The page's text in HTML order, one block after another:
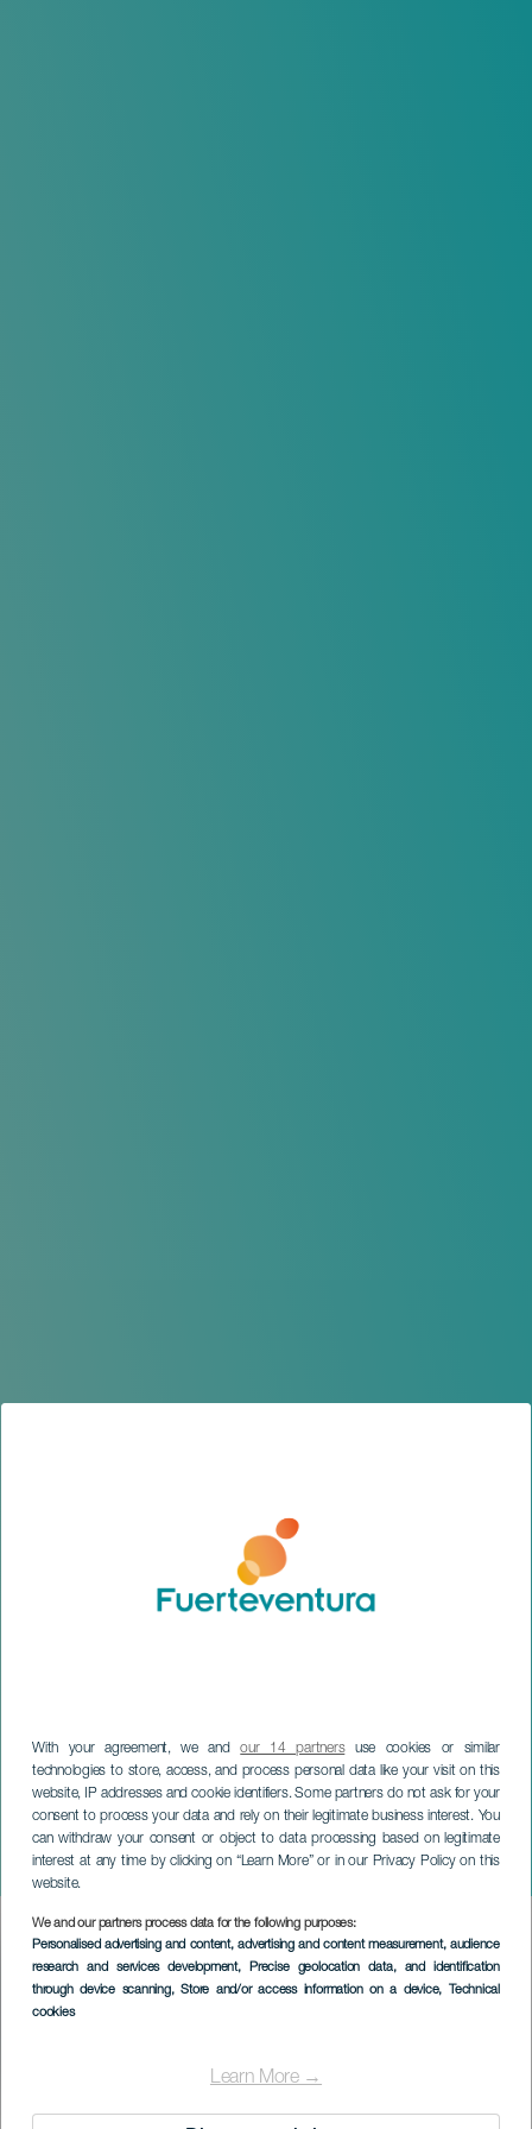
With your agreement, we andour 14 partnersuse cookies or similar
technologies to store, access, and process personal data like your visit on this
website, IP addresses and cookie identifiers. Some partners do not ask for your
consent to process your data and rely on their legitimate business interest. You
can withdraw your consent or object to data processing based on legitimate
interest at any time by clicking on “Learn More” or in our Privacy Policy on this
website.
We and our partners process data for the following purposes:
Personalised advertising and content, advertising and content measurement, audience
research and services development, Precise geolocation data, and identification
through device scanning, Store and/or access information on a device, Technical
cookies
Learn More →
Dalek Dúo en La Oliva
FUERTEVENTURA
Imagen
Listado
TIDLIGERE EVENTS